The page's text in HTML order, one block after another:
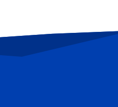
около одного месяца назад